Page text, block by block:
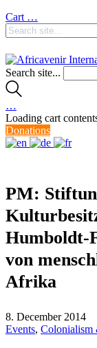
Cart …
Search site...
…
Loading cart
Donations
PM:
Humboldt-
von
Afrika
8. December 2014
Events, Colonialism